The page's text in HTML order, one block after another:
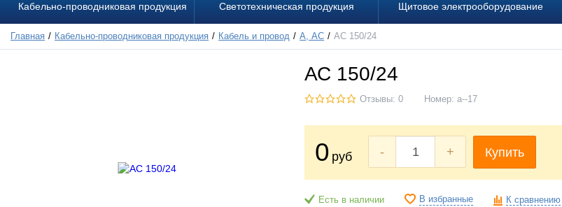
Кабельно-проводниковая продукция Светотехническая продукция Щитовое электрооборудование
Главная Кабельно-проводниковая продукция Кабель и провод А, АС АС 150/24
АС 150/24
Отзывы: 0 Номер: a--17
0 руб - + Купить
Есть в наличии В избранные К сравнению